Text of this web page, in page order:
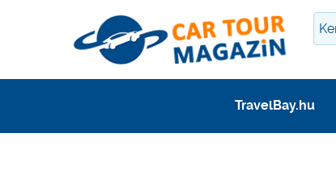
TravelBay.hu